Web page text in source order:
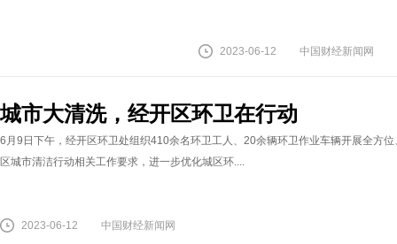
2023-06-12 中国财经新闻网
城市大清洗，经开区环卫在行动
6月9日下午，经开区环卫处组织410余名环卫工人、20余辆环卫作业车辆开展全方
区城市清洁行动相关工作要求，进一步优化城区环....
2023-06-12 中国财经新闻网